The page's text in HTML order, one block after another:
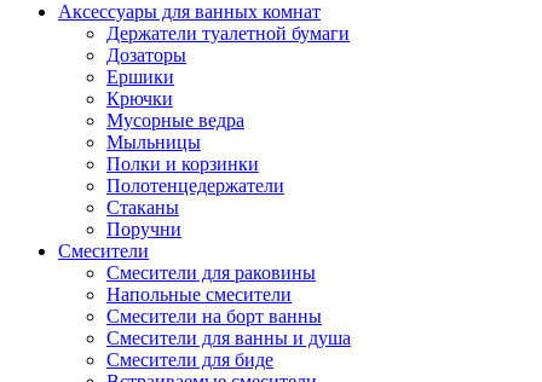
Аксессуары для ванных комнат
Держатели туалетной бумаги
Дозаторы
Ершики
Крючки
Мусорные ведра
Мыльницы
Полки и корзинки
Полотенцедержатели
Стаканы
Поручни
Смесители
Смесители для раковины
Напольные смесители
Смесители на борт ванны
Смесители для ванны и душа
Смесители для биде